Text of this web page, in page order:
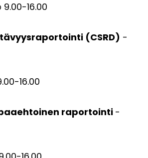
9.00-16.00
(CSRD) -
16.00
raportointi -